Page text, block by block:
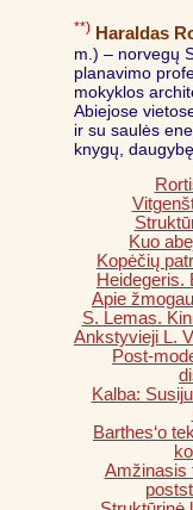
**) Haraldas
m.) – norvegų
planavimo
mokyklos
Abiejose
ir su saulės
knygų,
Kuo
Kopėčių
Heidegeris.
Apie
S. Lemas.
Ankstyvieji L.
Post-
Kalba:
Barthes‘o
Amžinasis